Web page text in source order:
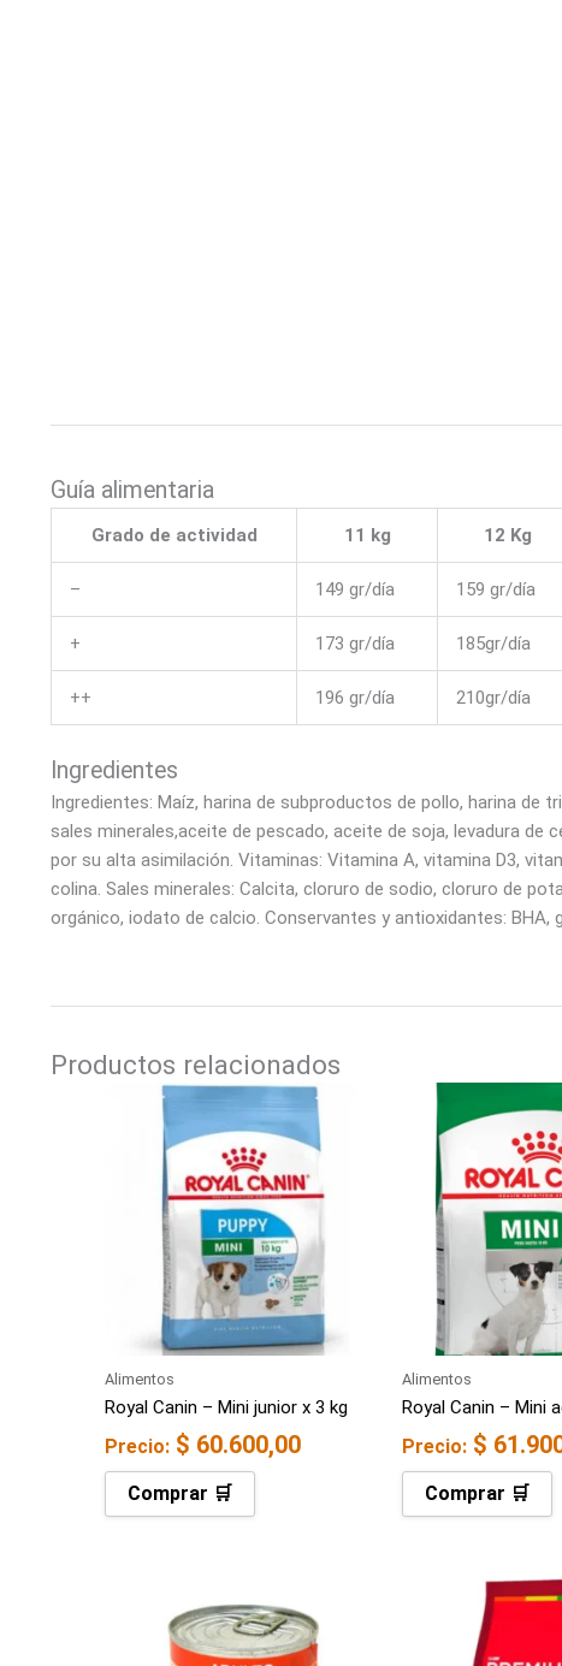
Guía alimentaria
Grado de actividad 11 kg 12 Kg
– 149 gr/día 159 gr/día
+ 173 gr/día 185gr/día
++ 196 gr/día 210gr/día
Ingredientes
Ingredientes: Maíz, harina de subproductos de pollo, harina de
sales minerales,aceite de pescado, aceite de soja, levadura
por su alta asimilación. Vitaminas: Vitamina A, vitamina D3,
colina. Sales minerales: Calcita, cloruro de sodio, cloruro de
orgánico, iodato de calcio. Conservantes y antioxidantes: BHA,
Productos relacionados
Alimentos
Royal Canin – Mini junior x 3 kg
Precio: $ 60.600,00
Comprar 🛒
Alimentos
Royal Canin – Mini
Precio: $
Comprar 🛒